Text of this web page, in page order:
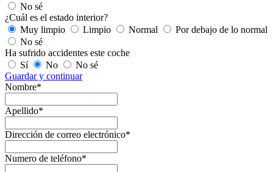
No sé
¿Cuál es el estado interior?
Muy limpio
Limpio Normal
Por debajo de lo normal
No sé
Ha sufrido accidentes este coche
Sí
No
No sé
Guardar y continuar
Nombre*
Apellido*
Dirección de correo electrónico*
Numero de teléfono*